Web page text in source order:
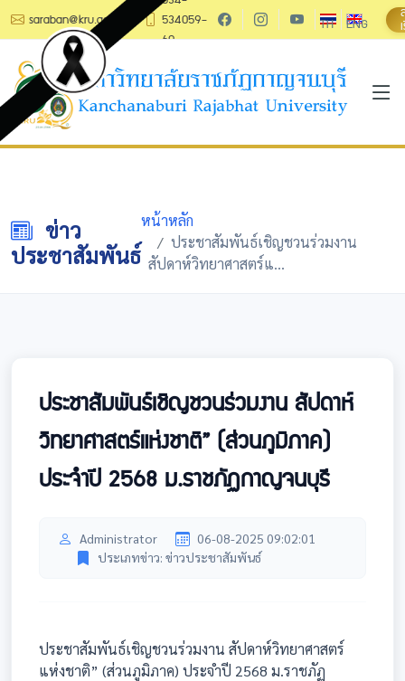
saraban@kru.ac.th
534059-
60
TH ENG
ข่าว
ประชาสัมพันธ์
หน้าหลัก
ประชาสัมพันธ์เชิญชวนร่วมงาน
สัปดาห์วิทยาศาสตร์แ...
ประชาสัมพันธ์เชิญชวนร่วมงาน สัปดาห์
วิทยาศาสตร์แห่งชาติ” (ส่วนภูมิภาค)
ประจำปี 2568 ม.ราชภัฏกาญจนบุรี
Administrator
06-08-2025 09:02:01
ประเภทข่าว: ข่าวประชาสัมพันธ์
ประชาสัมพันธ์เชิญชวนร่วมงาน สัปดาห์วิทยาศาสตร์
แห่งชาติ” (ส่วนภูมิภาค) ประจำปี 2568 ม.ราชภัฏ